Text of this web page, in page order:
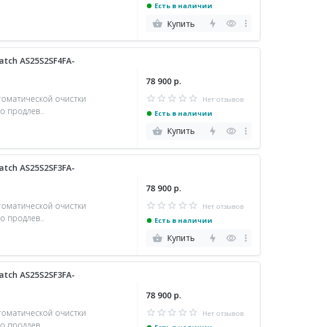
Есть в наличии
Купить
AS25S2SF4FA-
очистки
продлев..
78 900 р.
Нет отзывов
Есть в наличии
Купить
AS25S2SF3FA-
очистки
продлев..
78 900 р.
Нет отзывов
Есть в наличии
Купить
AS25S2SF3FA-
очистки
78 900 р.
Нет отзывов